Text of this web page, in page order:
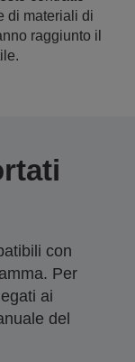
di materiali di
raggiunto il
con
Per
ai
del